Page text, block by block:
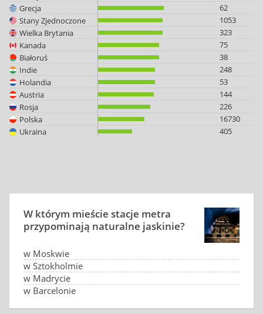
Grecja
62
Stany Zjednoczone
1053
Wielka Brytania
323
Kanada
75
Białoruś
38
Indie
248
Holandia
53
Austria
144
Rosja
226
Polska
16730
Ukraina
405
W którym mieście stacje metra
przypominają naturalne jaskinie?
w Moskwie
w Sztokholmie
w Madrycie
w Barcelonie